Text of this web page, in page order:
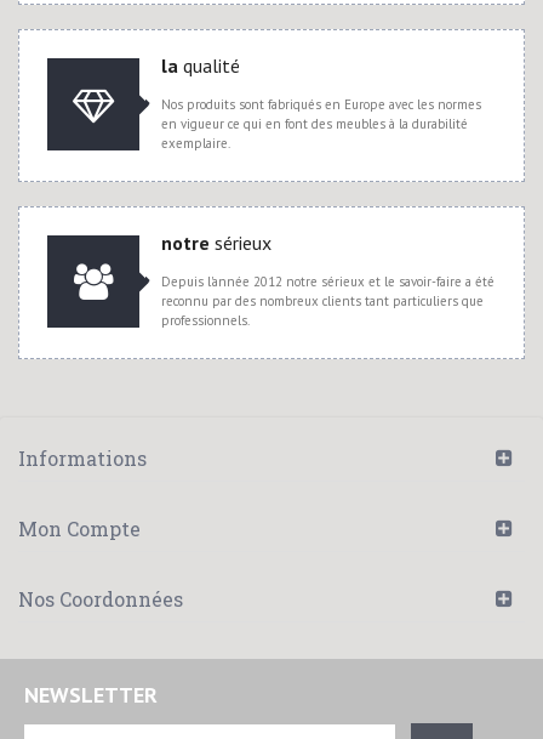
la qualité
Nos produits sont fabriqués en Europe avec les normes
en vigueur ce qui en font des meubles à la durabilité
exemplaire.
notre sérieux
Depuis l'année 2012 notre sérieux et le savoir-faire a été
reconnu par des nombreux clients tant particuliers que
professionnels.
Informations
Mon Compte
Nos Coordonnées
NEWSLETTER